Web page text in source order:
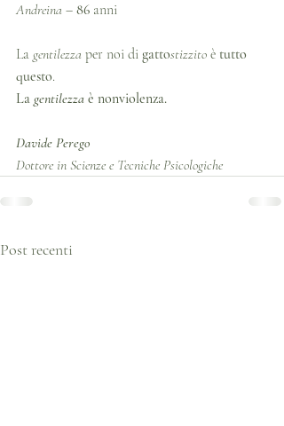
Andreina – 86 anni
La gentilezza per noi di gattostizzito è tutto
questo.
La gentilezza è nonviolenza.
Davide Perego
Dottore in Scienze e Tecniche Psicologiche
Post recenti